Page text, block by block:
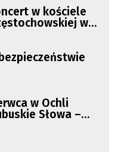
w kościele
w
w Ochli
Słowa –